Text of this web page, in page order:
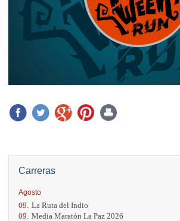
Carreras
Agosto
09. La Ruta del Indio
09. Media Maratón La Paz 2026